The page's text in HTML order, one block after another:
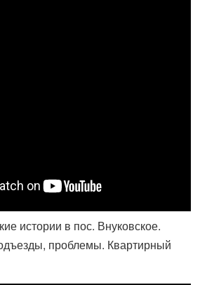
истории в пос. Внуковское.
проблемы. Квартирный